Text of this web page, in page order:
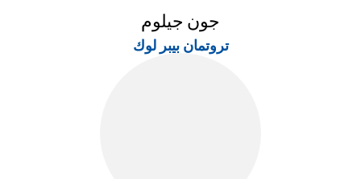
جون جيلوم
تروتمان بيبر لوك